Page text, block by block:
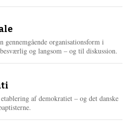
organisationsform i
og langsom – og til diskussion.
af demokratiet – og det danske